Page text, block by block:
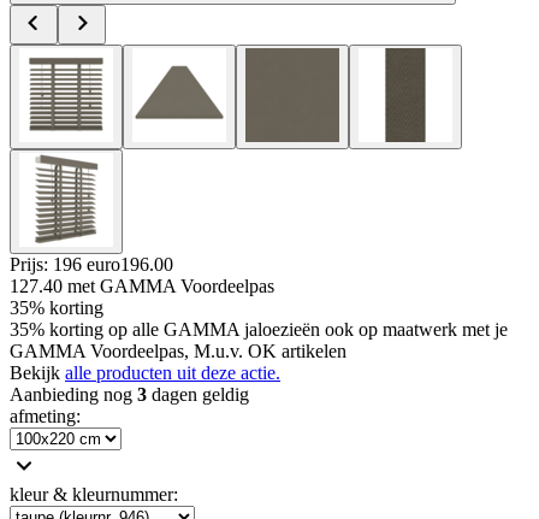
Prijs: 196 euro196.00
127.40 met GAMMA Voordeelpas
35% korting
35% korting op alle GAMMA jaloezieën ook op maatwerk met je
GAMMA Voordeelpas, M.u.v. OK artikelen
Bekijk alle producten uit deze actie.
Aanbieding nog 3 dagen geldig
afmeting:
kleur & kleurnummer: